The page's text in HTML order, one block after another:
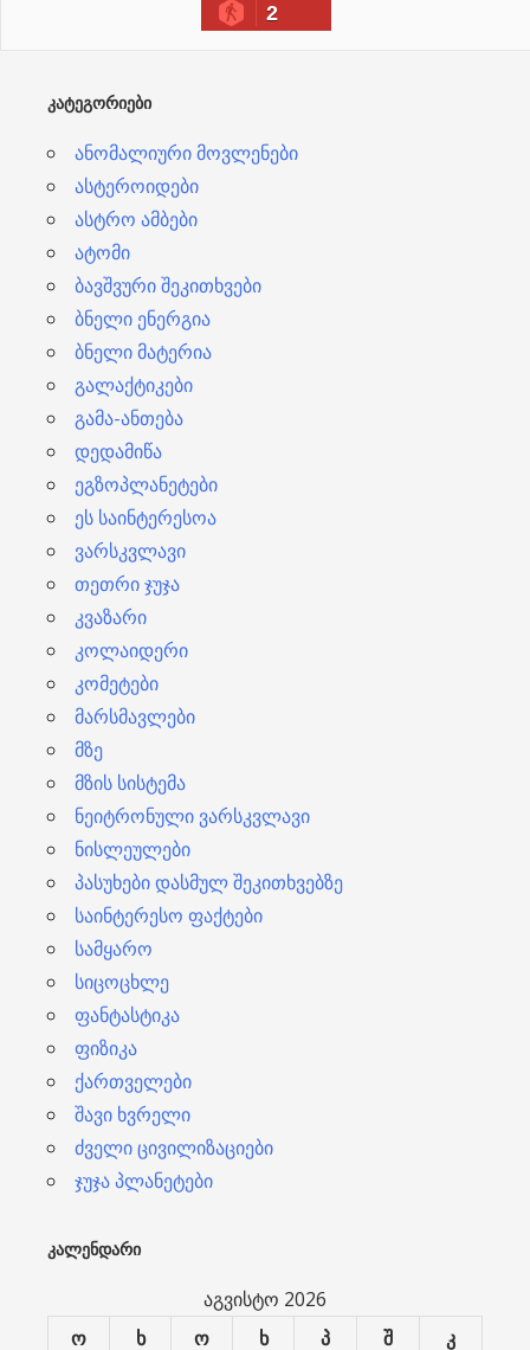
2
ᲙᲐᲢᲔᲒᲝᲠᲘᲔᲑᲘ
ანომალიური მოვლენები
ასტეროიდები
ასტრო ამბები
ატომი
ბავშვური შეკითხვები
ბნელი ენერგია
ბნელი მატერია
გალაქტიკები
გამა-ანთება
დედამიწა
ეგზოპლანეტები
ეს საინტერესოა
ვარსკვლავი
თეთრი ჯუჯა
კვაზარი
კოლაიდერი
კომეტები
მარსმავლები
მზე
მზის სისტემა
ნეიტრონული ვარსკვლავი
ნისლეულები
პასუხები დასმულ შეკითხვებზე
საინტერესო ფაქტები
სამყარო
სიცოცხლე
ფანტასტიკა
ფიზიკა
ქართველები
შავი ხვრელი
ძველი ცივილიზაციები
ჯუჯა პლანეტები
ᲙᲐᲚᲔᲜᲓᲐᲠᲘ
აგვისტო 2026
ო
ხ ო ხ პ შ კ